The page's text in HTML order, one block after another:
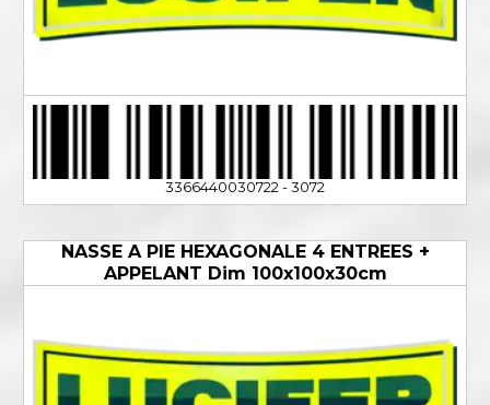
3366440030722 - 3072
NASSE A PIE HEXAGONALE 4 ENTREES +
APPELANT Dim 100x100x30cm